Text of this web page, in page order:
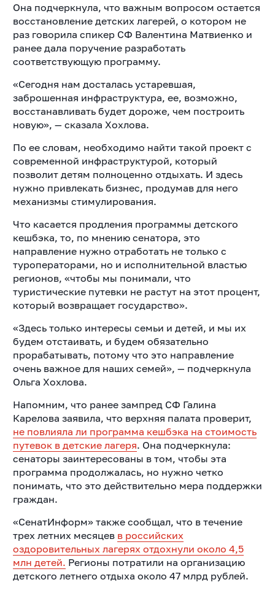
Она подчеркнула, что важным вопросом остается
восстановление детских лагерей, о котором не
раз говорила спикер СФ Валентина Матвиенко и
ранее дала поручение разработать
соответствующую программу.
«Сегодня нам досталась устаревшая,
заброшенная инфраструктура, ее, возможно,
восстанавливать будет дороже, чем построить
новую», — сказала Хохлова.
По ее словам, необходимо найти такой проект с
современной инфраструктурой, который
позволит детям полноценно отдыхать. И здесь
нужно привлекать бизнес, продумав для него
механизмы стимулирования.
Что касается продления программы детского
кешбэка, то, по мнению сенатора, это
направление нужно отработать не только с
туроператорами, но и исполнительной властью
регионов, «чтобы мы понимали, что
туристические путевки не растут на этот процент,
который возвращает государство».
«Здесь только интересы семьи и детей, и мы их
будем отстаивать, и будем обязательно
прорабатывать, потому что это направление
очень важное для наших семей», — подчеркнула
Ольга Хохлова.
Напомним, что ранее зампред СФ Галина
Карелова заявила, что верхняя палата проверит,
не повлияла ли программа кешбэка на стоимость
путевок в детские лагеря. Она подчеркнула:
сенаторы заинтересованы в том, чтобы эта
программа продолжалась, но нужно четко
понимать, что это действительно мера поддержки
граждан.
«СенатИнформ» также сообщал, что в течение
трех летних месяцев в российских
оздоровительных лагерях отдохнули около 4,5
млн детей. Регионы потратили на организацию
детского летнего отдыха около 47 млрд рублей.